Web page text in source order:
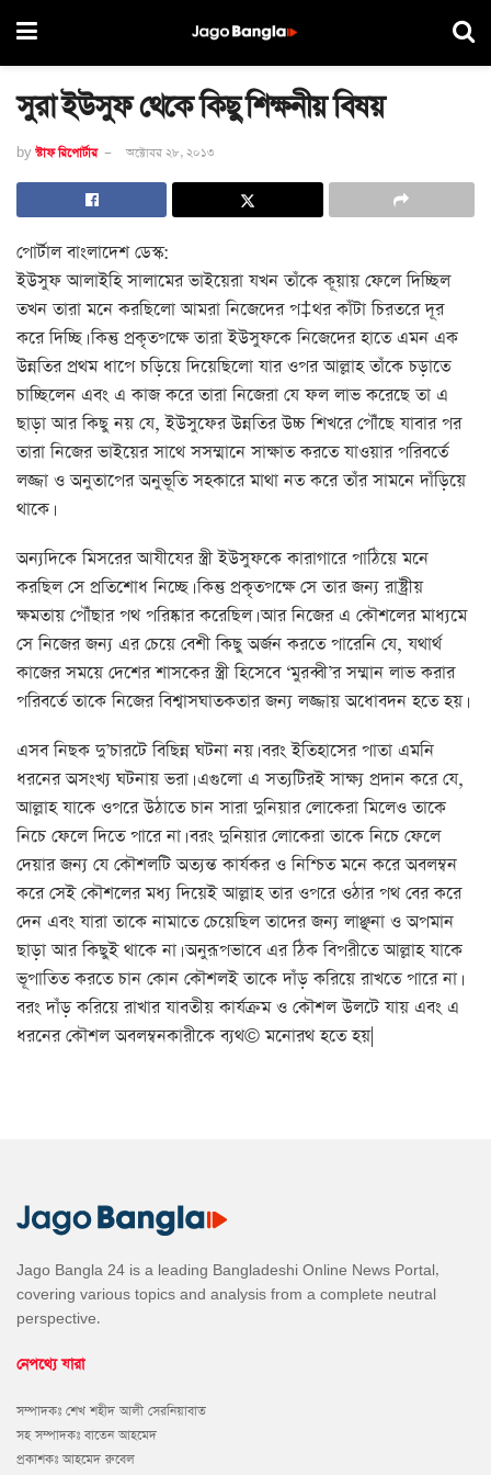
সুরা ইউসুফ থেকে কিছু শিক্ষনীয় বিষয়
by স্টাফ রিপোর্টার অক্টোবর ২৮, ২০১৩
পোর্টাল বাংলাদেশ ডেস্ক:
ইউসুফ আলাইহি সালামের ভাইয়েরা যখন তাঁকে কূয়ায় ফেলে দিচ্ছিল
তখন তারা মনে করছিলো আমরা নিজেদের প‡থর কাঁটা চিরতরে দূর
করে দিচ্ছি। কিন্তু প্রকৃতপক্ষে তারা ইউসুফকে নিজেদের হাতে এমন এক
উন্নতির প্রথম ধাপে চড়িয়ে দিয়েছিলো যার ওপর আল্লাহ তাঁকে চড়াতে
চাচ্ছিলেন এবং এ কাজ করে তারা নিজেরা যে ফল লাভ করেছে তা এ
ছাড়া আর কিছু নয় যে, ইউসুফের উন্নতির উচ্চ শিখরে পৌঁছে যাবার পর
তারা নিজের ভাইয়ের সাথে সসম্মানে সাক্ষাত করতে যাওয়ার পরিবর্তে
লজ্জা ও অনুতাপের অনুভূতি সহকারে মাথা নত করে তাঁর সামনে দাঁড়িয়ে
থাকে।
অন্যদিকে মিসরের আযীযের স্ত্রী ইউসুফকে কারাগারে পাঠিয়ে মনে
করছিল সে প্রতিশোধ নিচ্ছে। কিন্তু প্রকৃতপক্ষে সে তার জন্য রাষ্ট্রীয়
ক্ষমতায় পৌঁছার পথ পরিষ্কার করেছিল। আর নিজের এ কৌশলের মাধ্যমে
সে নিজের জন্য এর চেয়ে বেশী কিছু অর্জন করতে পারেনি যে, যথার্থ
কাজের সময়ে দেশের শাসকের স্ত্রী হিসেবে ‘মুরব্বী’র সম্মান লাভ করার
পরিবর্তে তাকে নিজের বিশ্বাসঘাতকতার জন্য লজ্জায় অধোবদন হতে হয়।
এসব নিছক দু’চারটে বিছিন্ন ঘটনা নয়। বরং ইতিহাসের পাতা এমনি
ধরনের অসংখ্য ঘটনায় ভরা। এগুলো এ সত্যটিরই সাক্ষ্য প্রদান করে যে,
আল্লাহ যাকে ওপরে উঠাতে চান সারা দুনিয়ার লোকেরা মিলেও তাকে
নিচে ফেলে দিতে পারে না। বরং দুনিয়ার লোকেরা তাকে নিচে ফেলে
দেয়ার জন্য যে কৌশলটি অত্যন্ত কার্যকর ও নিশ্চিত মনে করে অবলম্বন
করে সেই কৌশলের মধ্য দিয়েই আল্লাহ তার ওপরে ওঠার পথ বের করে
দেন এবং যারা তাকে নামাতে চেয়েছিল তাদের জন্য লাঞ্ছনা ও অপমান
ছাড়া আর কিছুই থাকে না। অনুরূপভাবে এর ঠিক বিপরীতে আল্লাহ যাকে
ভূপাতিত করতে চান কোন কৌশলই তাকে দাঁড় করিয়ে রাখতে পারে না।
বরং দাঁড় করিয়ে রাখার যাবতীয় কার্যক্রম ও কৌশল উলটে যায় এবং এ
ধরনের কৌশল অবলম্বনকারীকে ব্যথ© মনোরথ হতে হয়|
Jago Bangla 24 is a leading Bangladeshi Online News Portal,
covering various topics and analysis from a complete neutral
perspective.
নেপথ্যে যারা
সম্পাদকঃ শেখ শহীদ আলী সেরনিয়াবাত
সহ সম্পাদকঃ বাতেন আহমেদ
প্রকাশকঃ আহমেদ রুবেল